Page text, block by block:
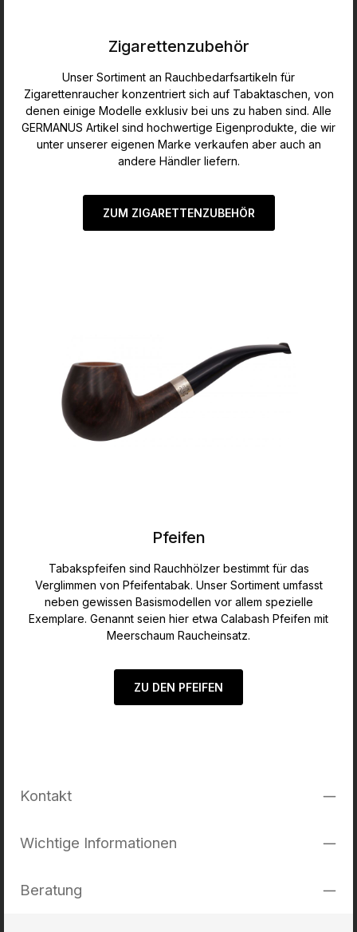
Zigarettenzubehör
Unser Sortiment an Rauchbedarfsartikeln für
Zigarettenraucher konzentriert sich auf Tabaktaschen, von
denen einige Modelle exklusiv bei uns zu haben sind. Alle
GERMANUS Artikel sind hochwertige Eigenprodukte, die wir
unter unserer eigenen Marke verkaufen aber auch an
andere Händler liefern.
ZUM ZIGARETTENZUBEHÖR
Pfeifen
Tabakspfeifen sind Rauchhölzer bestimmt für das
Verglimmen von Pfeifentabak. Unser Sortiment umfasst
neben gewissen Basismodellen vor allem spezielle
Exemplare. Genannt seien hier etwa Calabash Pfeifen mit
Meerschaum Raucheinsatz.
ZU DEN PFEIFEN
Kontakt
Wichtige Informationen
Beratung